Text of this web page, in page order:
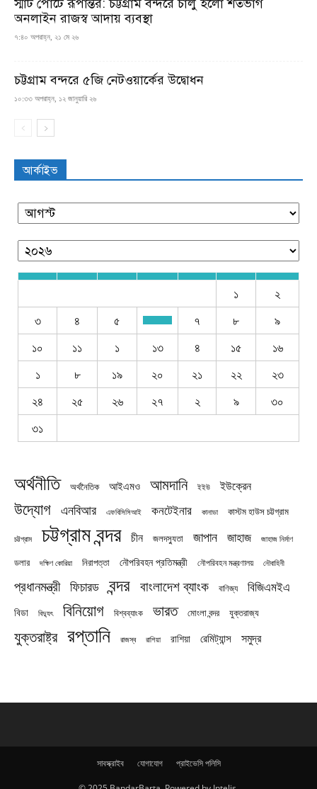
স্মার্ট পোর্টে রূপান্তর: চট্টগ্রাম বন্দরে চালু হলো শতভাগ
অনলাইন রাজস্ব আদায় ব্যবস্থা
৭:৪০ অপরাহ্ন, ২১ মে ২৬
চট্টগ্রাম বন্দরে ৫জি নেটওয়ার্কের উদ্বোধন
১০:৩৩ অপরাহ্ন, ১২ জানুয়ারি ২৬
আর্কাইভ
১
২
৩
৪ ৫ ৭ ৮
৯
১০
১১ ১ ১৩ ৪ ১৫
১৬
১
৮ ১৯ ২০ ২১ ২২
২৩
২৪
২৫ ২৬ ২৭ ২ ৯
৩০
৩১
অর্থনীতি অর্থনৈতিক আইএমও আমদানি ইইউ ইউক্রেন
উদ্যোগ এনবিআর এফবিসিসিআই কনটেইনার কানাডা কাস্টম হাউস চট্টগ্রাম
চট্টগ্রাম চট্টগ্রাম বন্দর চীন জলদস্যুতা জাপান জাহাজ জাহাজ নির্মাণ
ডলার দক্ষিণ কোরিয়া নিরাপত্তা নৌপরিবহন প্রতিমন্ত্রী নৌপরিবহন মন্ত্রণালয় নৌবাহিনী
প্রধানমন্ত্রী ফিচারড বন্দর বাংলাদেশ ব্যাংক বাণিজ্য বিজিএমইএ
বিডা বিদ্যুৎ বিনিয়োগ বিশ্বব্যাংক ভারত মোংলা বন্দর যুক্তরাজ্য
যুক্তরাষ্ট্র রপ্তানি রাজস্ব রাশিয়া রাশিয়া রেমিট্যান্স সমুদ্র
সাবস্ক্রাইব যোগাযোগ প্রাইভেসি পলিসি